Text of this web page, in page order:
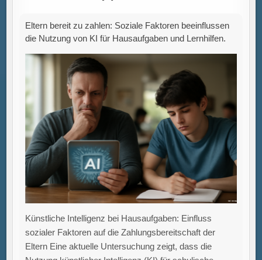
Nutzung künstlicher Intelligenz (KI) für schulische
Aufgaben[...]
Neuer Leitfaden zur CO₂-Fußabdruck-Berechnung:
Praxisorientierte Methodik für die Industrie durch
Factory-X und Fraunhofer IWU.